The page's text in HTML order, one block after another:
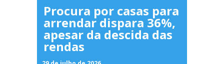
Procura por casas para
arrendar dispara 36%,
apesar da descida das
rendas